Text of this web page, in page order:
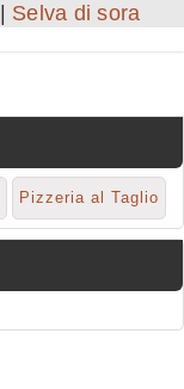
Selva di sora
Pizzeria al Taglio